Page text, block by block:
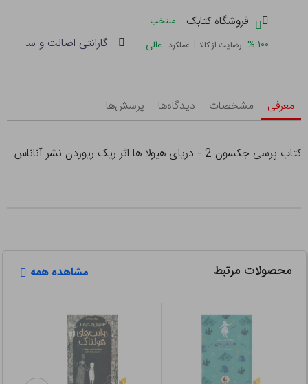
فروشگاه کتابک
منتخب
۱۰۰ % رضایت از کالا | عملکرد عالی گارانتی اصالت و سلامت
معرفی مشخصات دیدگاه‌ها پرسش‌ها
کتاب پرسی جکسون 2 - دریای هیولا ها اثر ریک ریوردن نشر آناناس
محصولات مرتبط مشاهده همه